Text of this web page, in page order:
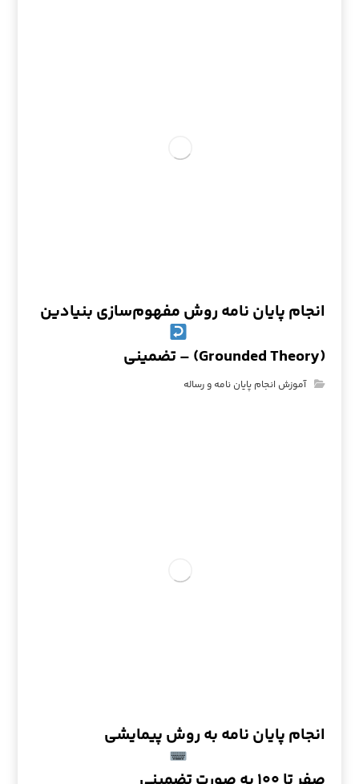
انجام پایان نامه روش مفهوم‌سازی بنیادین
(Grounded Theory) – تضمینی
آموزش انجام پایان نامه و رساله
انجام پایان نامه به روش پیمایشی